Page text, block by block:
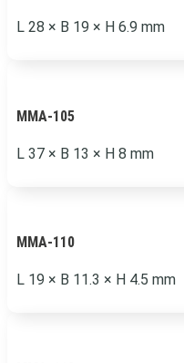
L 28 × B 19 × H 6.9 mm
MMA-105
L 37 × B 13 × H 8 mm
MMA-110
L 19 × B 11.3 × H 4.5 mm